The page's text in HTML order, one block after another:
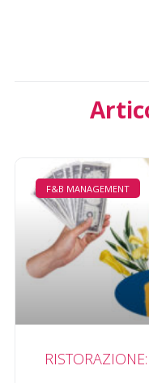
F&B MANAGEMENT